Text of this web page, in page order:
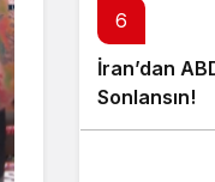
6
İran’dan
Sonlansın!